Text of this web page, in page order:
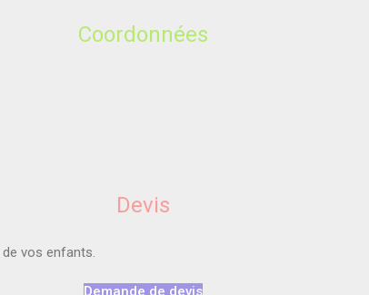
Coordonnées
Devis
de vos enfants.
Demande de devis